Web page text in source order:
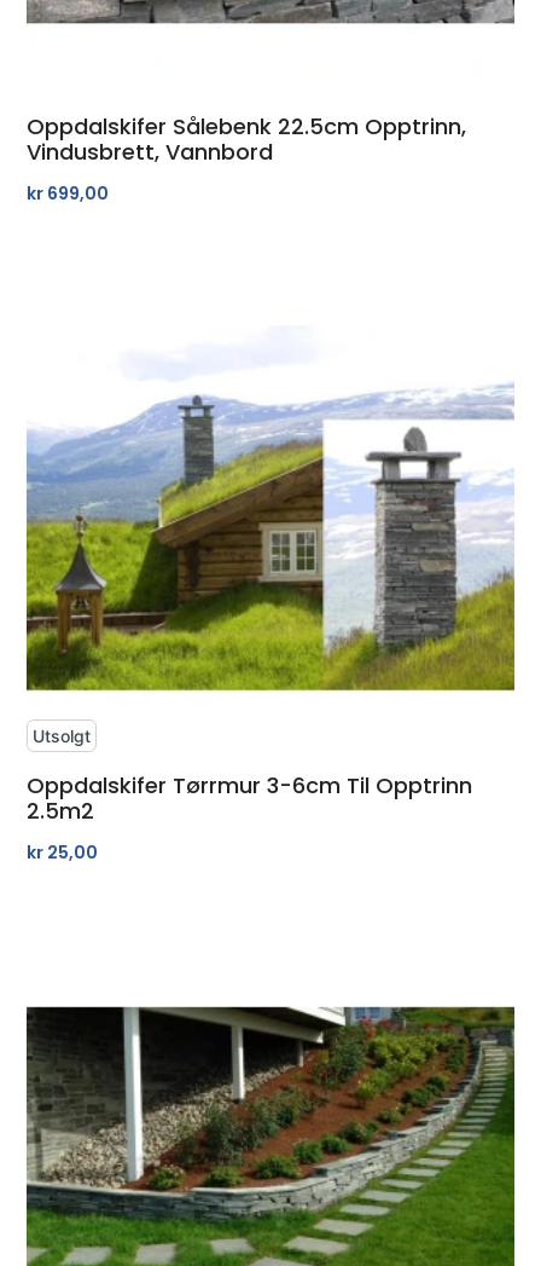
Oppdalskifer Sålebenk 22.5cm Opptrinn,
Vindusbrett, Vannbord
kr 699,00
Oppdalskifer Tørrmur 3-6cm Til Opptrinn
2.5m2
kr 25,00
Utsolgt